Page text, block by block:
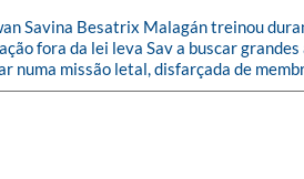
Savina Besatrix Malagán treinou
fora da lei leva Sav a buscar
numa missão letal, disfarçada de